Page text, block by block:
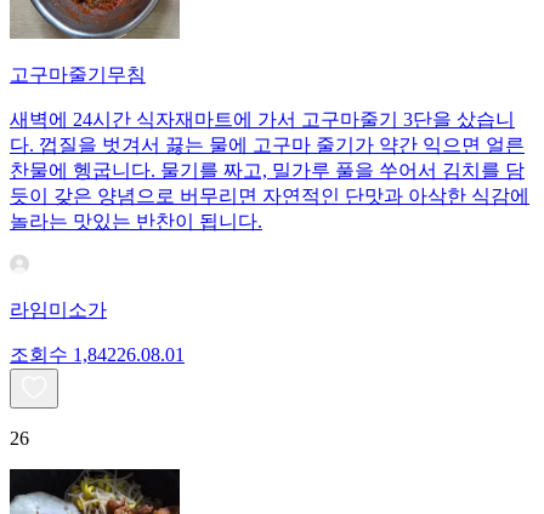
고구마줄기무침
새벽에 24시간 식자재마트에 가서 고구마줄기 3단을 샀습니
다. 껍질을 벗겨서 끓는 물에 고구마 줄기가 약간 익으면 얼른
찬물에 헹굽니다. 물기를 짜고, 밀가루 풀을 쑤어서 김치를 담
듯이 갖은 양념으로 버무리면 자연적인 단맛과 아삭한 식감에
놀라는 맛있는 반찬이 됩니다.
라임미소가
조회수 1,84226.08.01
26